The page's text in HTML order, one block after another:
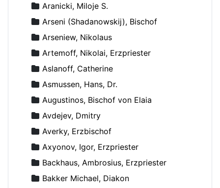
Aranicki, Miloje S.
Arseni (Shadanowskij), Bischof
Arseniew, Nikolaus
Artemoff, Nikolai, Erzpriester
Aslanoff, Catherine
Asmussen, Hans, Dr.
Augustinos, Bischof von Elaia
Avdejev, Dmitry
Averky, Erzbischof
Axyonov, Igor, Erzpriester
Backhaus, Ambrosius, Erzpriester
Bakker Michael, Diakon